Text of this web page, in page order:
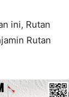
ini, Rutan
Rutan